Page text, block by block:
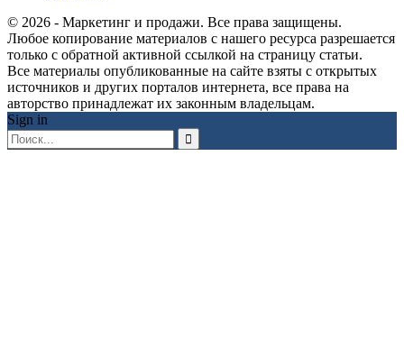
© 2026 - Маркетинг и продажи. Все права защищены.
Любое копирование материалов с нашего ресурса разрешается
только с обратной активной ссылкой на страницу статьи.
Все материалы опубликованные на сайте взяты с открытых
источников и других порталов интернета, все права на
авторство принадлежат их законным владельцам.
Sign in